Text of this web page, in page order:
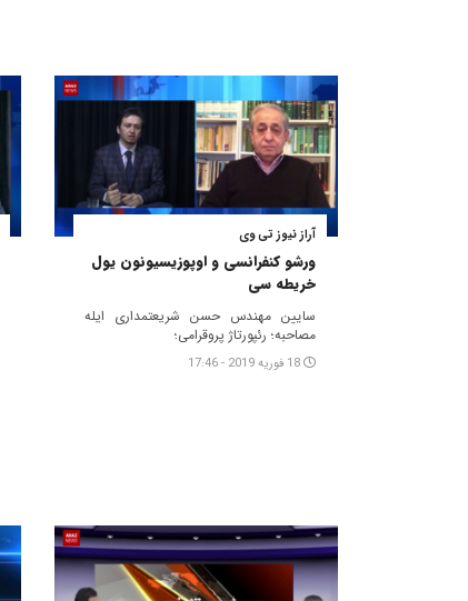
آراز نیوز تی وی
ورشو کنفرانسی و اوپوزیسیونون یول
خریطه سی
سایین مهندس حسن شریعتمداری ایله
مصاحبه؛ رئپورتاژ پروقرامی؛
18 فوریه 2019 - 17:46